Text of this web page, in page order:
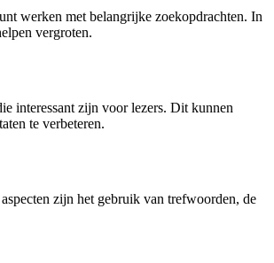
werken met belangrijke zoekopdrachten. In
vergroten.
interessant zijn voor lezers. Dit kunnen
te verbeteren.
zijn het gebruik van trefwoorden, de